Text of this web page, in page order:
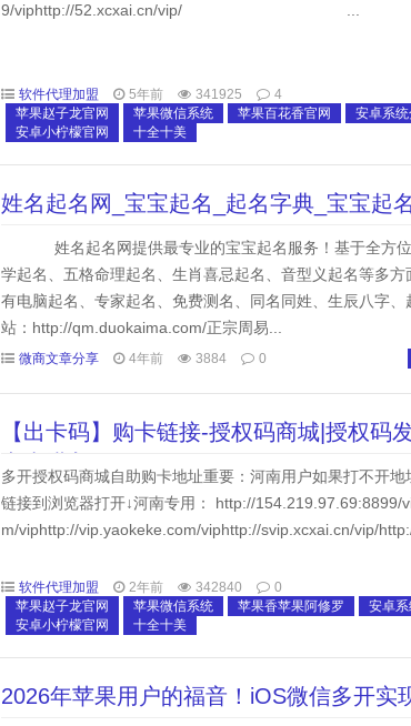
9/viphttp://52.xcxai.cn/vip/ ...
软件代理加盟 5年前 341925
4
苹果赵子龙官网
苹果微信系统 苹果百花香官网 安卓系
安卓小柠檬官网
十全十美
姓名起名网_宝宝起名_起名字典_宝宝起
姓名起名网提供最专业的宝宝起名服务！基于全方位
学起名、五格命理起名、生肖喜忌起名、音型义起名等多
有电脑起名、专家起名、免费测名、同名同姓、生辰八字
站：http://qm.duokaima.com/正宗周易...
微商文章分享 4年前 3884 0
【出卡码】购卡链接-授权码商城|授权码
点击进入
多开授权码商城自助购卡地址重要：河南用户如果打不开
链接到浏览器打开↓河南专用： http://
m/viphttp://vip.yaokeke.com/viphttp://svip.xcxai.cn/vip/
软件代理加盟 2年前 342840
0
苹果赵子龙官网
苹果微信系统 苹果香苹果阿修罗 安卓
安卓小柠檬官网
十全十美
2026年苹果用户的福音！​iOS微信多开实